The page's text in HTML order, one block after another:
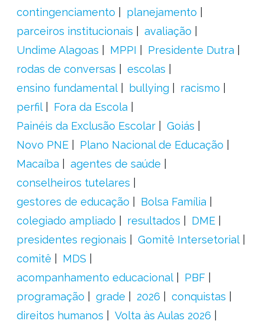
contingenciamento
planejamento
parceiros institucionais
avaliação
Undime Alagoas
MPPI
Presidente Dutra
rodas de conversas
escolas
ensino fundamental
bullying
racismo
perfil
Fora da Escola
Painéis da Exclusão Escolar
Goiás
Novo PNE
Plano Nacional de Educação
Macaíba
agentes de saúde
conselheiros tutelares
gestores de educação
Bolsa Família
colegiado ampliado
resultados
DME
presidentes regionais
Gomitê Intersetorial
comitê
MDS
acompanhamento educacional
PBF
programação
grade 2026
conquistas
direitos humanos
Volta às Aulas 2026